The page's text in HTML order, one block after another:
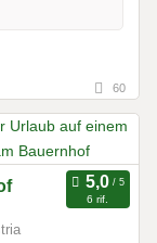
60
6 rif.